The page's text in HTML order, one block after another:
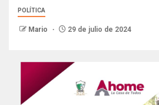
POLÍTICA
Mario 29 de julio de 2024